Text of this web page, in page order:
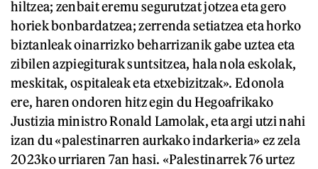
hiltzea; zenbait eremu segurutzat jotzea eta gero
horiek bonbardatzea; zerrenda setiatzea eta horko
biztanleak oinarrizko beharrizanik gabe uztea eta
zibilen azpiegiturak suntsitzea, hala nola eskolak,
meskitak, ospitaleak eta etxebizitzak». Edonola
ere, haren ondoren hitz egin du Hegoafrikako
Justizia ministro Ronald Lamolak, eta argi utzi nahi
izan du «palestinarren aurkako indarkeria» ez zela
2023ko urriaren 7an hasi. «Palestinarrek 76 urtez